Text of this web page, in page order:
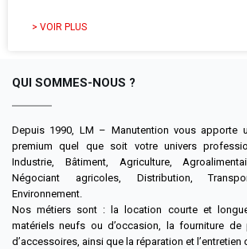
> VOIR PLUS
QUI SOMMES-NOUS ?
Depuis 1990, LM – Manutention vous apporte
premium quel que soit votre univers
Industrie, Bâtiment, Agriculture,
Négociant agricoles, Distribution,
Environnement.
Nos métiers sont : la location courte et
matériels neufs ou d’occasion, la fourniture de
d’accessoires, ainsi que la réparation et l’entretien